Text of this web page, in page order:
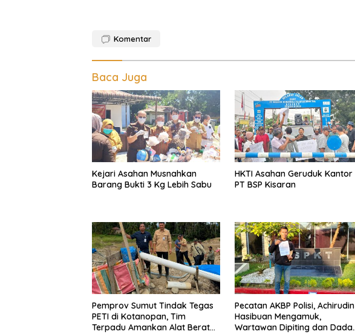
Komentar
Baca Juga
Kejari Asahan Musnahkan
Barang Bukti 3 Kg Lebih Sabu
HKTI Asahan Geruduk Kantor
PT BSP Kisaran
Pemprov Sumut Tindak Tegas
PETI di Kotanopan, Tim
Terpadu Amankan Alat Berat
Pecatan AKBP Polisi, Achirudin
Hasibuan Mengamuk,
Wartawan Dipiting dan Dada